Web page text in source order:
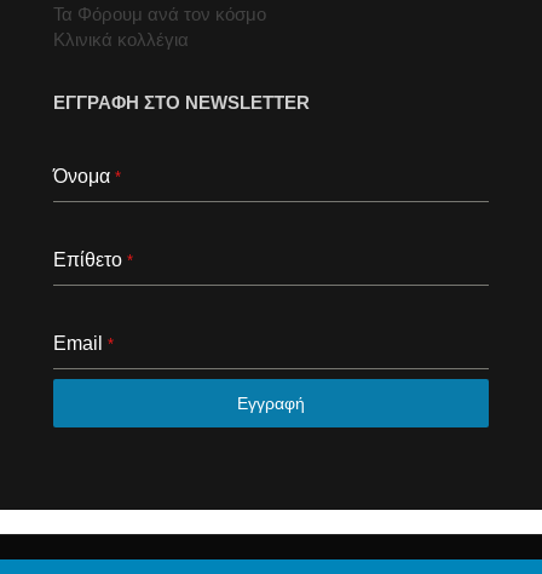
Τα Φόρουμ ανά τον κόσμο
Κλινικά κολλέγια
ΕΓΓΡΑΦΗ ΣΤΟ NEWSLETTER
Όνομα *
Επίθετο *
Email *
Εγγραφή